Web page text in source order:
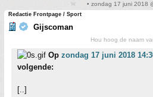
• zondag 17 juni 2018
Redactie Frontpage / Sport
Gijscoman
Hou hoog de naam
Op zondag 17 juni 2018
volgende:
[..]